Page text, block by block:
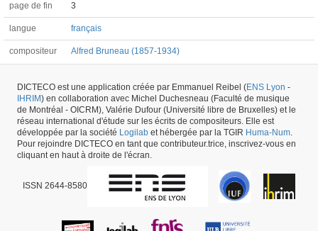
page de fin 3
langue français
compositeur Alfred Bruneau (1857-1934)
Article #25318 -dernière mise à jour 29/05/2026,créé le 22/10/2017 par Jean-
Christophe BRANGER
DICTECO est une application créée par Emmanuel Reibel (ENS Lyon -
IHRIM) en collaboration avec Michel Duchesneau (Faculté de musique
de Montréal - OICRM), Valérie Dufour (Université libre de Bruxelles) et le
réseau international d'étude sur les écrits de compositeurs. Elle est
développée par la société Logilab et hébergée par la TGIR Huma-Num
Pour rejoindre DICTECO en tant que contributeur.trice, inscrivez-vous en
cliquant en haut à droite de l'écran.
ISSN 2644-8580